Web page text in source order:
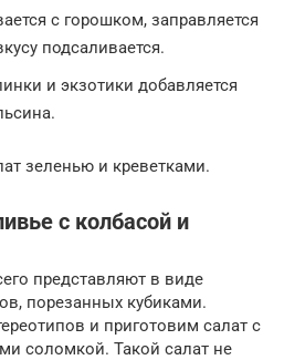
с горошком, заправляется
подсаливается.
и экзотики добавляется
зеленью и креветками.
с колбасой и
представляют в виде
порезанных кубиками.
и приготовим салат с
соломкой. Такой салат не